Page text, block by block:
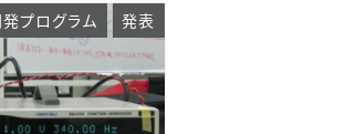
プログラム 発表